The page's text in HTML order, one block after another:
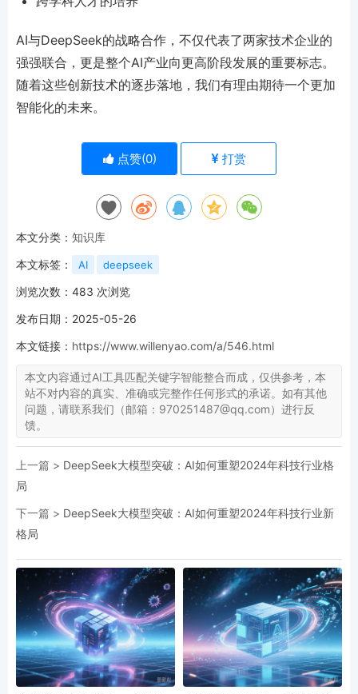
AI与DeepSeek的战略合作，不仅代表了两家技术企业的
强强联合，更是整个AI产业向更高阶段发展的重要标志。
随着这些创新技术的逐步落地，我们有理由期待一个更加
智能化的未来。
点赞(0) 打赏
本文分类： 知识库
本文标签：
AI deepseek
浏览次数： 483 次浏览
发布日期：2025-05-26
本文链接： https://www.willenyao.com/a/546.html
本文内容通过AI工具匹配关键字智能整合而成，仅供参考，本
站不对内容的真实、准确或完整作任何形式的承诺。如有其他
问题，请联系我们（邮箱：970251487@qq.com）进行反
馈。
上一篇 > DeepSeek大模型突破：AI如何重塑2024年科技行业格
局
下一篇 > DeepSeek大模型突破：AI如何重塑2024年科技行业新
格局